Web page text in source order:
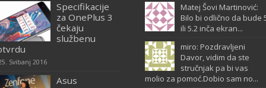
Specifikacije
za OnePlus 3
čekaju
službenu
Svibanj 2016
Asus
Matej Šovi Martinović:
Bilo bi odlično da bude
ili 5.2 inča ekran...
miro: Pozdravljeni
Davor, vidim da ste
stručnjak pa bi vas
molio za pomoć.Dobio sam no...